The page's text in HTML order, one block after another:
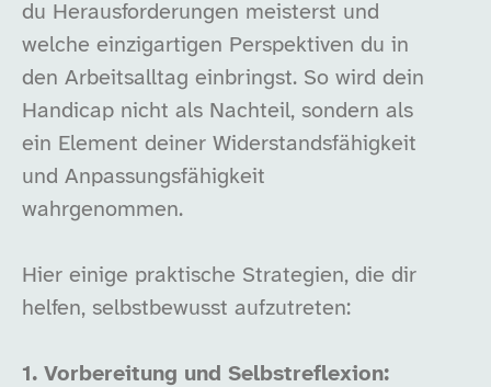
du Herausforderungen meisterst und
welche einzigartigen Perspektiven du in
den Arbeitsalltag einbringst. So wird dein
Handicap nicht als Nachteil, sondern als
ein Element deiner Widerstandsfähigkeit
und Anpassungsfähigkeit
wahrgenommen.
Hier einige praktische Strategien, die dir
helfen, selbstbewusst aufzutreten:
1. Vorbereitung und Selbstreflexion: